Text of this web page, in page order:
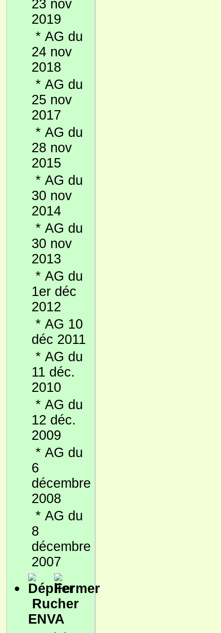
23 nov
2019
* AG du
24 nov
2018
* AG du
25 nov
2017
* AG du
28 nov
2015
* AG du
30 nov
2014
* AG du
30 nov
2013
* AG du
1er déc
2012
* AG 10
déc 2011
* AG du
11 déc.
2010
* AG du
12 déc.
2009
* AG du
6
décembre
2008
* AG du
8
décembre
2007
Rucher
ENVA